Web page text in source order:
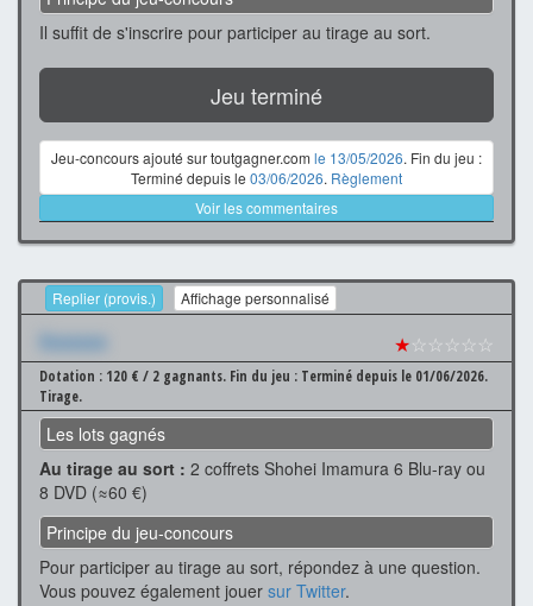
Il suffit de s'inscrire pour participer au tirage au sort.
Jeu terminé
Jeu-concours ajouté sur toutgagner.com le 13/05/2026. Fin du jeu :
Terminé depuis le 03/06/2026. Règlement
Voir les commentaires
Replier (provis.) Affichage personnalisé
Xxxxxxx ★☆☆☆☆☆
Dotation : 120 € / 2 gagnants. Fin du jeu : Terminé depuis le 01/06/2026.
Tirage.
Les lots gagnés
Au tirage au sort : 2 coffrets Shohei Imamura 6 Blu-ray ou
8 DVD (≈60 €)
Principe du jeu-concours
Pour participer au tirage au sort, répondez à une question.
Vous pouvez également jouer sur Twitter.